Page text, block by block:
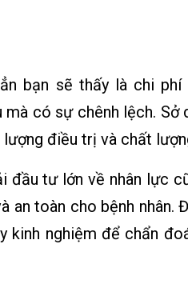
bạn sẽ thấy là chi
mà có sự chênh lệch.
điều trị và chất
đầu tư lớn về nhân lực
toàn cho bệnh nhân.
kinh nghiệm để chẩn